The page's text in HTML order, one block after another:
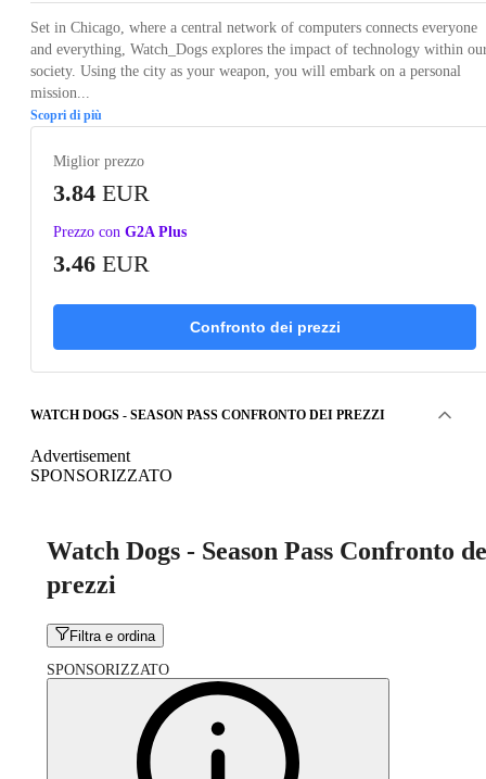
Set in Chicago, where a central network of computers connects everyone
and everything, Watch_Dogs explores the impact of technology within
society. Using the city as your weapon, you will embark on a personal
mission...
Scopri di più
Miglior prezzo
3.84 EUR
Prezzo con G2A Plus
3.46 EUR
Confronto dei prezzi
WATCH DOGS - SEASON PASS CONFRONTO DEI PREZZI
Advertisement
SPONSORIZZATO
Watch Dogs - Season Pass Confronto
prezzi
Filtra e ordina
SPONSORIZZATO